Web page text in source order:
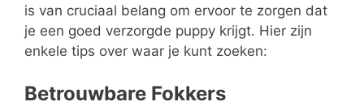
is van cruciaal belang om ervoor te zorgen dat
je een goed verzorgde puppy krijgt. Hier zijn
enkele tips over waar je kunt zoeken:
Betrouwbare Fokkers